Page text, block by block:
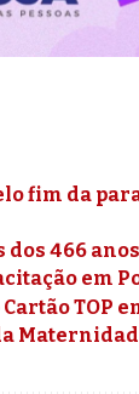
fim da
466
em
TOP